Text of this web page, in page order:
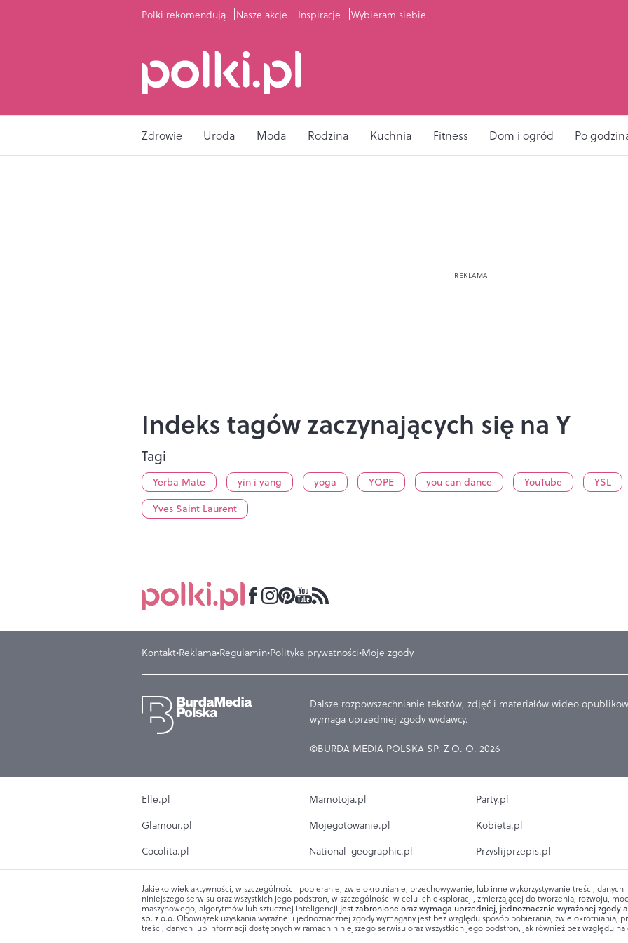
Polki rekomendują Nasze akcje Inspiracje Wybieram siebie
Zdrowie Uroda Moda Rodzina Kuchnia Fitness Dom i ogród Po
Indeks tagów zaczynających się na Y
Tagi
Yerba Mate yin i yang yoga YOPE you can dance YouTube YSL
Yves Saint Laurent
Kontakt Reklama Regulamin Polityka prywatności Moje zgody
Dalsze rozpowszechnianie tekstów, zdjęć i materiałów wideo
wymaga uprzedniej zgody wydawcy.
©BURDA MEDIA POLSKA SP. Z O. O. 2026
Elle.pl
Glamour.pl
Cocolita.pl
Mamotoja.pl
Mojegotowanie.pl
National-geographic.pl
Party.pl
Kobieta.pl
Przyslijprzepis.pl
Jakiekolwiek aktywności, w szczególności: pobieranie, zwielokrotnianie, przechowywanie, lub inne wykorzystywanie treści,
niniejszego serwisu oraz wszystkich jego podstron, w szczególności w celu ich eksploracji, zmierzającej do tworzenia, rozwoju,
maszynowego, algorytmów lub sztucznej inteligencji jest zabronione oraz wymaga uprzedniej, jednoznacznie wyrażonej zgody
sp. z o.o. Obowiązek uzyskania wyraźnej i jednoznacznej zgody wymagany jest bez względu sposób pobierania, zwielokrotniania,
treści, danych lub informacji dostępnych w ramach niniejszego serwisu oraz wszystkich jego podstron, jak również bez względu